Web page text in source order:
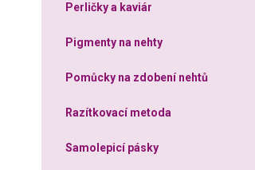
Perličky a kaviár
Pigmenty na nehty
Pomůcky na zdobení nehtů
Razítkovací metoda
Samolepicí pásky